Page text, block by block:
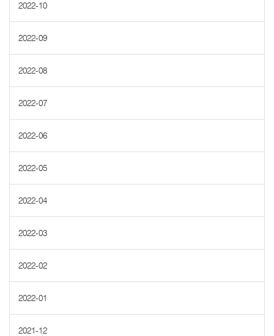
2022-10
2022-09
2022-08
2022-07
2022-06
2022-05
2022-04
2022-03
2022-02
2022-01
2021-12